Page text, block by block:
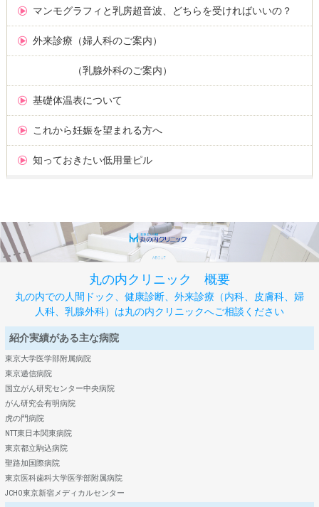
マンモグラフィと乳房超音波、どちらを受ければいいの？
外来診療（婦人科のご案内）
（乳腺外科のご案内）
基礎体温表について
これから妊娠を望まれる方へ
知っておきたい低用量ピル
丸の内クリニック 概要
丸の内での人間ドック、健康診断、外来診療（内科、皮膚科、婦
人科、乳腺外科）は丸の内クリニックへご相談ください
紹介実績がある主な病院
東京大学医学部附属病院
東京逓信病院
国立がん研究センター中央病院
がん研究会有明病院
虎の門病院
NTT東日本関東病院
東京都立駒込病院
聖路加国際病院
東京医科歯科大学医学部附属病院
JCHO東京新宿メディカルセンター